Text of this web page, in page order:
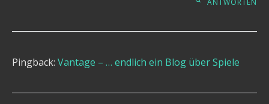
ANTWORTEN
Pingback: Vantage – … endlich ein Blog über Spiele